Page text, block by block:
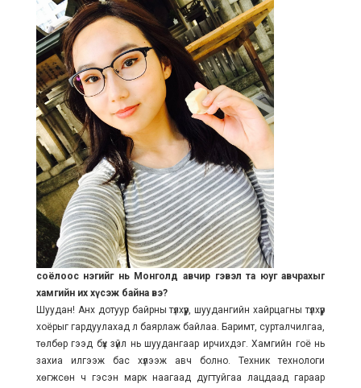
соёлоос нэгийг нь Монголд авчир гэвэл та юуг авчрахыг
хамгийн их хүсэж байна вэ?
Шуудан! Анх дотуур байрны түлхүүр, шуудангийн хайрцагны түлхүүр
хоёрыг гардуулахад л баярлаж байлаа. Баримт, сурталчилгаа,
төлбөр гээд бүх зүйл нь шуудангаар ирчихдэг. Хамгийн гоё нь
захиа илгээж бас хүлээж авч болно. Техник технологи
хөгжсөн ч гэсэн марк наагаад дугтуйгаа лацдаад гараар